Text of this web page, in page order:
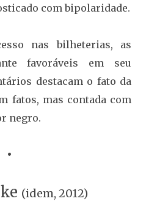
com bipolaridade.
nas bilheterias, as
favoráveis em seu
destacam o fato da
fatos, mas contada com
negro.
•
(idem, 2012)